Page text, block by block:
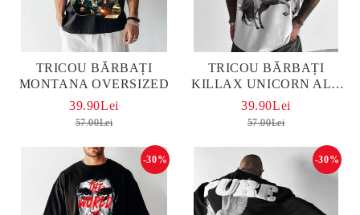
TRICOU BĂRBAȚI
MONTANA OVERSIZED
39.90Lei
57.00Lei
TRICOU BĂRBAȚI
KILLAX UNICORN ALB
OVERSIZED
39.90Lei
57.00Lei
-30% -30%